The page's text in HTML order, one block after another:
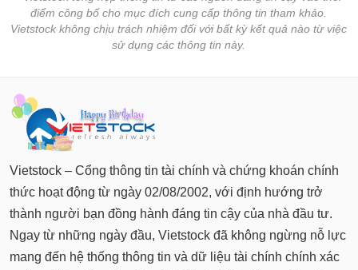
điểm công bố cho mục đích cung cấp thông tin tham khảo.
Vietstock không chịu trách nhiệm đối với bất kỳ kết quả nào từ việc
sử dụng các thông tin này.
Vietstock – Cổng thông tin tài chính và chứng khoán chính
thức hoạt động từ ngày 02/08/2002, với định hướng trở
thành người bạn đồng hành đáng tin cậy của nhà đầu tư.
Ngay từ những ngày đầu, Vietstock đã không ngừng nỗ lực
mang đến hệ thống thông tin và dữ liệu tài chính chính xác
chính